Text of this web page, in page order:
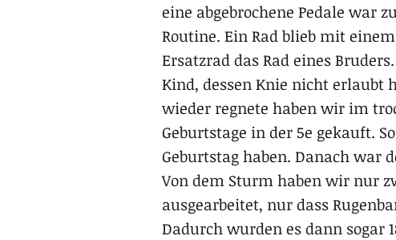
eine abgebrochene Pedale war
Routine. Ein Rad blieb mit
Ersatzrad das Rad eines
Kind, dessen Knie nicht erlaubt
wieder regnete haben wir im
Geburtstage in der 5e gekauft.
Geburtstag haben. Danach war
Von dem Sturm haben wir nur
ausgearbeitet, nur dass
Dadurch wurden es dann sogar